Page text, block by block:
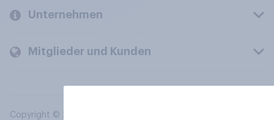
Unternehmen
Mitglieder und Kunden
Copyright © 2026 YouGov PLC. Alle Rechte vorbehalten.